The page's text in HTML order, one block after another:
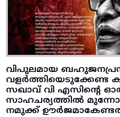
വിപുലമായ
വളർത്തിയെടുക്കേണ്ട
സഖാവ് വി എസിന്റെ
സാഹചര്യത്തിൽ
നമുക്ക്